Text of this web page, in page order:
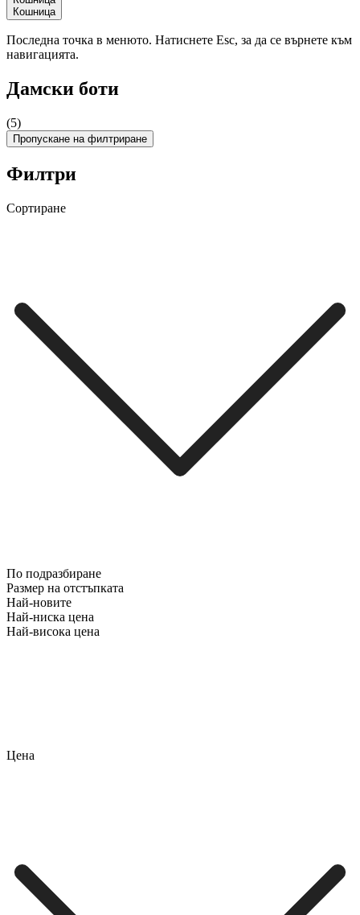
Кошница
Последна точка в менюто. Натиснете Esc, за да се върнете към
навигацията.
Дамски боти
(5)
Пропускане на филтриране
Филтри
Сортиране
По подразбиране
Размер на отстъпката
Най-новите
Най-ниска цена
Най-висока цена
Цена